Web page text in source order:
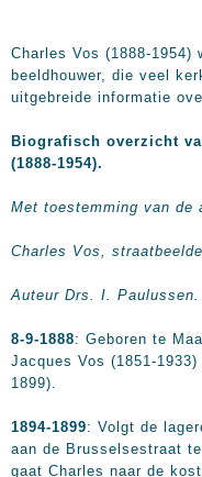
Charles Vos (1888-1954)
beeldhouwer, die veel
uitgebreide informatie
Biografisch overzicht
(1888-1954).
Met toestemming van de
Charles Vos,
Auteur Drs. I.
8-9-1888: Geboren te
Jacques Vos (1851-
1899).
1894-1899: Volgt de
aan de Brusselsestraat
gaat Charles naar de